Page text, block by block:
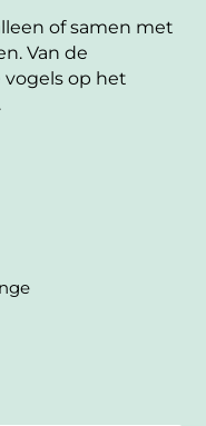
of samen met
Van de
vogels op het